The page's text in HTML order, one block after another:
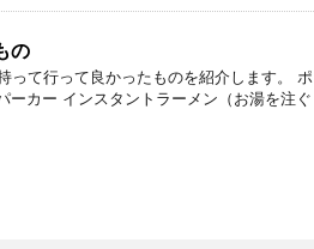
の
って行って良かったものを紹介します。 ポ
ーカー インスタントラーメン（お湯を注ぐ